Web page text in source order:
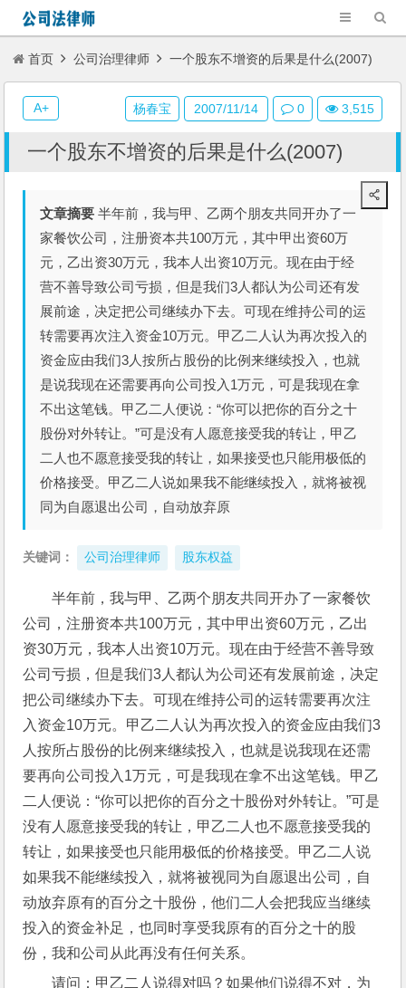
首页 公司治理律师 一个股东不增资的后果是什么(2007)
一个股东不增资的后果是什么(2007)
文章摘要 半年前，我与甲、乙两个朋友共同开办了一
家餐饮公司，注册资本共100万元，其中甲出资60万
元，乙出资30万元，我本人出资10万元。现在由于经
营不善导致公司亏损，但是我们3人都认为公司还有发
展前途，决定把公司继续办下去。可现在维持公司的运
转需要再次注入资金10万元。甲乙二人认为再次投入的
资金应由我们3人按所占股份的比例来继续投入，也就
是说我现在还需要再向公司投入1万元，可是我现在拿
不出这笔钱。甲乙二人便说：“你可以把你的百分之十
股份对外转让。”可是没有人愿意接受我的转让，甲乙
二人也不愿意接受我的转让，如果接受也只能用极低的
价格接受。甲乙二人说如果我不能继续投入，就将被视
同为自愿退出公司，自动放弃原
关键词： 公司治理律师 股东权益
半年前，我与甲、乙两个朋友共同开办了一家餐饮
公司，注册资本共100万元，其中甲出资60万元，乙出
资30万元，我本人出资10万元。现在由于经营不善导致
公司亏损，但是我们3人都认为公司还有发展前途，决定
把公司继续办下去。可现在维持公司的运转需要再次注
入资金10万元。甲乙二人认为再次投入的资金应由我们3
人按所占股份的比例来继续投入，也就是说我现在还需
要再向公司投入1万元，可是我现在拿不出这笔钱。甲乙
二人便说：“你可以把你的百分之十股份对外转让。”可是
没有人愿意接受我的转让，甲乙二人也不愿意接受我的
转让，如果接受也只能用极低的价格接受。甲乙二人说
如果我不能继续投入，就将被视同为自愿退出公司，自
动放弃原有的百分之十股份，他们二人会把我应当继续
投入的资金补足，也同时享受我原有的百分之十的股
份，我和公司从此再没有任何关系。
请问：甲乙二人说得对吗？如果他们说得不对，为
杨春宝 2007/11/14 0 3,515
A+